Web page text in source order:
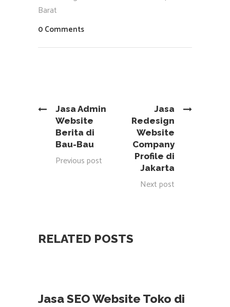
Barat
0 Comments
Jasa Admin
Website
Berita di
Bau-Bau
Previous post
Jasa
Redesign
Website
Company
Profile di
Jakarta
Next post
RELATED POSTS
Jasa SEO Website Toko di